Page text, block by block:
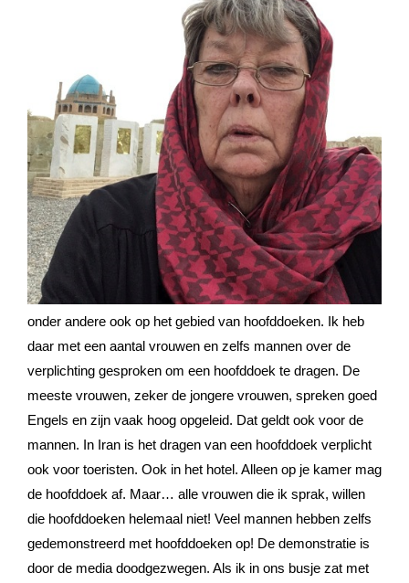
onder andere ook op het gebied van hoofddoeken. Ik heb
daar met een aantal vrouwen en zelfs mannen over de
verplichting gesproken om een hoofddoek te dragen. De
meeste vrouwen, zeker de jongere vrouwen, spreken goed
Engels en zijn vaak hoog opgeleid. Dat geldt ook voor de
mannen. In Iran is het dragen van een hoofddoek verplicht
ook voor toeristen. Ook in het hotel. Alleen op je kamer mag
de hoofddoek af. Maar… alle vrouwen die ik sprak, willen
die hoofddoeken helemaal niet! Veel mannen hebben zelfs
gedemonstreerd met hoofddoeken op! De demonstratie is
door de media doodgezwegen. Als ik in ons busje zat met